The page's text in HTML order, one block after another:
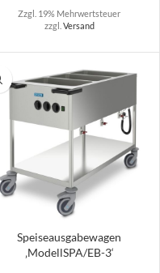
Zzgl. 19% Mehrwertsteuer
zzgl. Versand
Speiseausgabewagen
‚ModellSPA/EB-3‘